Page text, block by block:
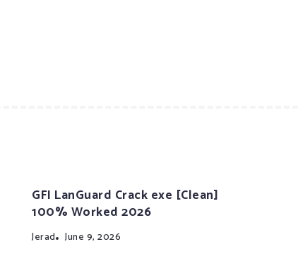
GFI LanGuard Crack exe [Clean]
100% Worked 2026
Jerad June 9, 2026